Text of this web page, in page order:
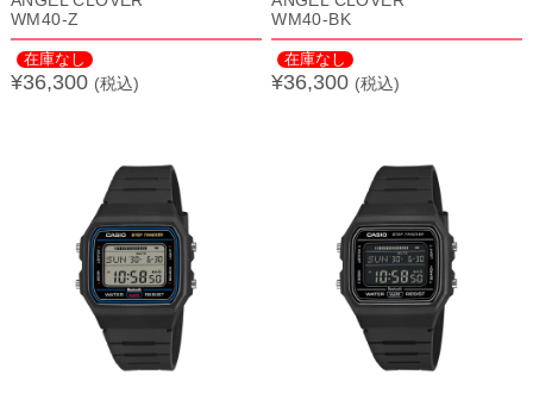
WM40-Z
在庫なし
¥36,300 (税込)
WM40-BK
在庫なし
¥36,300 (税込)